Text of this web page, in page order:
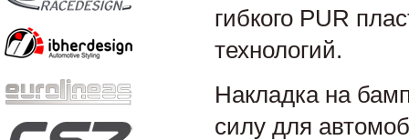
гибкого PUR
технологий.
Накладка на
силу для